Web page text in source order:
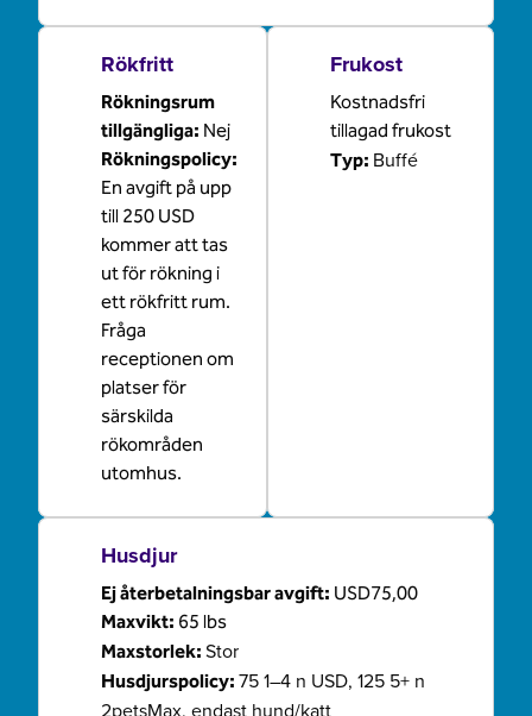
Rökfritt
Rökningsrum
tillgängliga: Nej
Rökningspolicy:
En avgift på upp
till 250 USD
kommer att tas
ut för rökning i
ett rökfritt rum.
Fråga
receptionen om
platser för
särskilda
rökområden
utomhus.
Frukost
Kostnadsfri
tillagad frukost
Typ: Buffé
Husdjur
Ej återbetalningsbar avgift: USD75,00
Maxvikt: 65 lbs
Maxstorlek: Stor
Husdjurspolicy: 75 1–4 n USD, 125 5+ n
2petsMax, endast hund/katt